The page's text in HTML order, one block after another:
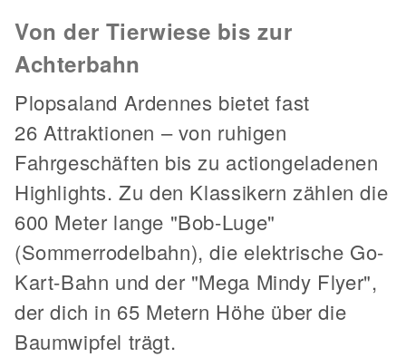
Von der Tierwiese bis zur
Achterbahn
Plopsaland Ardennes bietet fast
26 Attraktionen – von ruhigen
Fahrgeschäften bis zu actiongeladenen
Highlights. Zu den Klassikern zählen die
600 Meter lange "Bob-Luge"
(Sommerrodelbahn), die elektrische Go-
Kart-Bahn und der "Mega Mindy Flyer",
der dich in 65 Metern Höhe über die
Baumwipfel trägt.